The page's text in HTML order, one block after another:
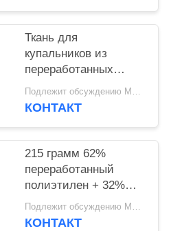
Ткань для
купальников из
переработанных
материалов 280 г/м²
RT-4158
Подлежит обсуждению MOQ:Negotiable
КОНТАКТ
215 грамм 62%
переработанный
полиэтилен + 32%
нейлон + 6% спандекс
переработанная
Подлежит обсуждению MOQ:Negotiable
КОНТАКТ